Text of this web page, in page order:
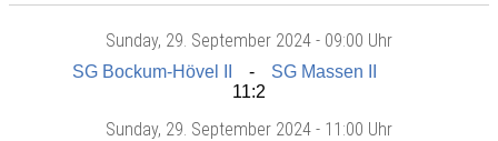
Sunday, 29. September 2024 - 09:00 Uhr
SG Bockum-Hövel II
SG Massen II
11:2
Sunday, 29. September 2024 - 11:00 Uhr